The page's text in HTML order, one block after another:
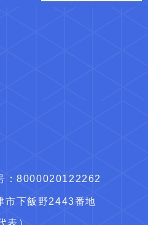
：8000020122262
下飯野2443番地
表）